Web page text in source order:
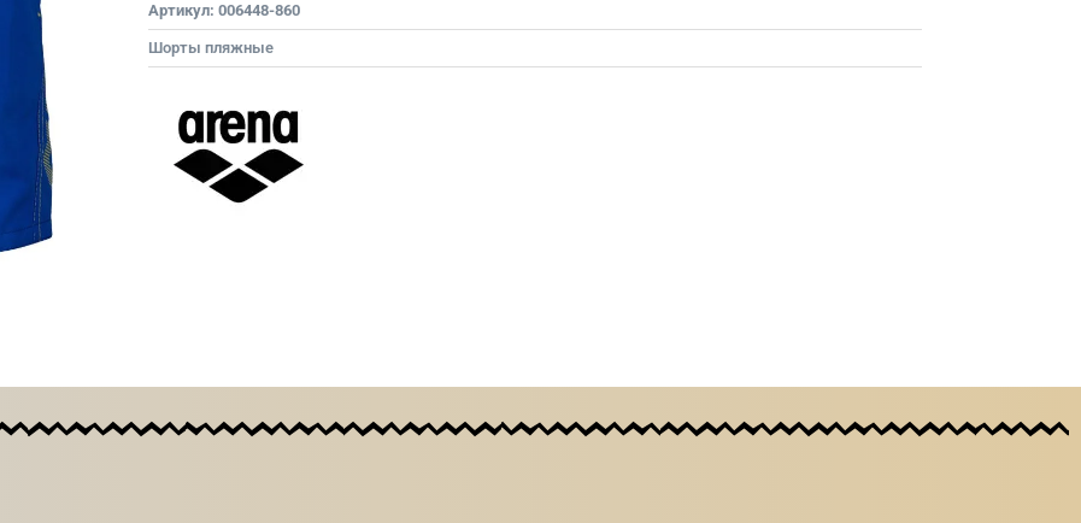
Артикул: 006448-860
Шорты пляжные